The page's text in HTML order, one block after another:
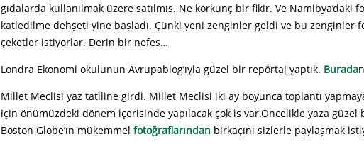
gıdalarda kullanılmak üzere satılmıș. Ne korkunç bir fikir. Ve Namibya’daki
katledilme dehșeti yine bașladı. Çünki yeni zenginler geldi ve bu zenginler
çeketler istiyorlar. Derin bir nefes…
Londra Ekonomi okulunun Avrupablog’ıyla güzel bir repörtaj yaptık. Buradan
Millet Meclisi yaz tatiline girdi. Millet Meclisi iki ay boyunca toplantı
için önümüzdeki dönem içerisinde yapılacak çok iș var.Öncelikle yaza güzel
Boston Globe’ın mükemmel fotoğraflarından birkaçını sizlerle paylașmak